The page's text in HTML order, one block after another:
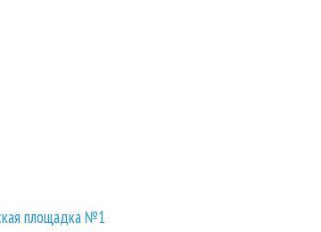
площадка №1